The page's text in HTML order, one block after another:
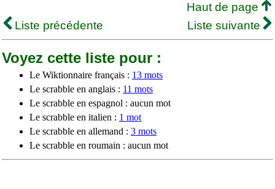
Haut de page
Liste précédente
Liste suivante
Voyez cette liste pour :
Le Wiktionnaire français : 13 mots
Le scrabble en anglais : 11 mots
Le scrabble en espagnol : aucun mot
Le scrabble en italien : 1 mot
Le scrabble en allemand : 3 mots
Le scrabble en roumain : aucun mot